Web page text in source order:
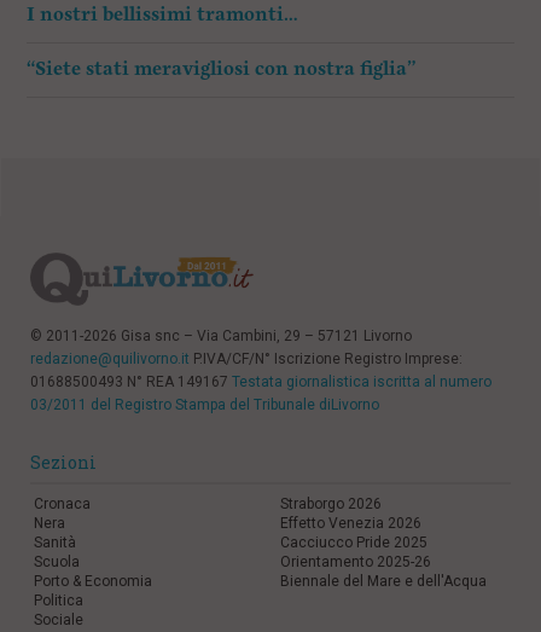
I nostri bellissimi tramonti…
“Siete stati meravigliosi con nostra figlia”
© 2011-2026 Gisa snc – Via Cambini, 29 – 57121 Livorno
redazione@quilivorno.it P.IVA/CF/N° Iscrizione Registro Imprese:
01688500493 N° REA 149167 Testata giornalistica iscritta al numero
03/2011 del Registro Stampa del Tribunale diLivorno
Sezioni
Cronaca
Nera
Sanità
Scuola
Porto & Economia
Politica
Sociale
Straborgo 2026
Effetto Venezia 2026
Cacciucco Pride 2025
Orientamento 2025-26
Biennale del Mare e dell'Acqua